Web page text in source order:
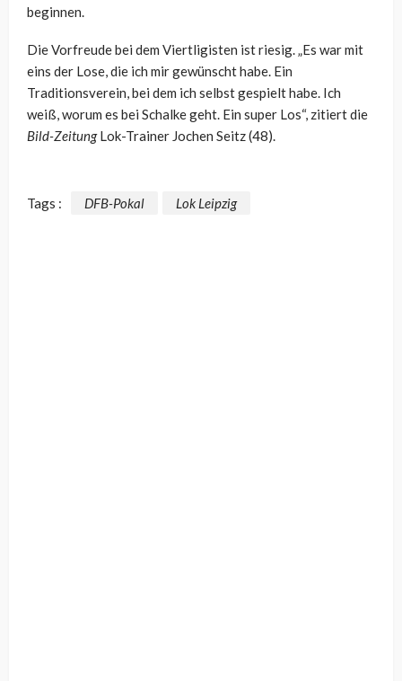
beginnen.
Die Vorfreude bei dem Viertligisten ist riesig. „Es war mit
eins der Lose, die ich mir gewünscht habe. Ein
Traditionsverein, bei dem ich selbst gespielt habe. Ich
weiß, worum es bei Schalke geht. Ein super Los“, zitiert die
Bild-ZeitungLok-Trainer Jochen Seitz (48).
Tags : DFB-Pokal Lok Leipzig